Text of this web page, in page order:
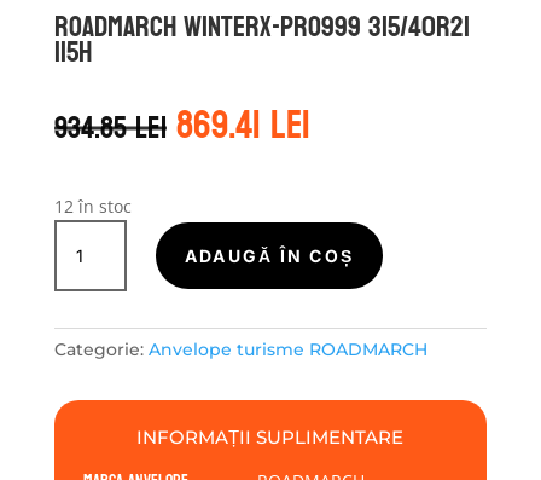
ROADMARCH WINTERX-PRO999 315/40R21
115H
934.85leiPrețul
inițial
934.85 lei.
869.41leiPrețul
curent
12 în stoc
Cantitate
ROADMARCH
WINTERX-
315/40R21
ADAUGĂ ÎN COȘ
Categorie: Anvelope turisme ROADMARCH
INFORMAȚII SUPLIMENTARE